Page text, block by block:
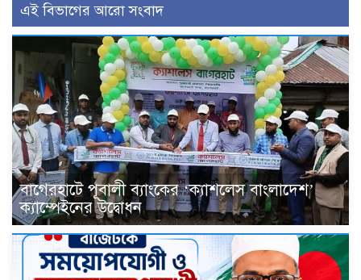
এই বিভাগের আরো সংবাদ
বাগেরহাটে পূবালী ব্যাংকের ‘ক্যাশলেস বাংলাদেশ’
ক্যাম্পেইনের উদ্বোধন